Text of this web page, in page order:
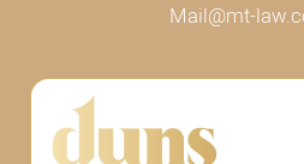
Mail@mt-